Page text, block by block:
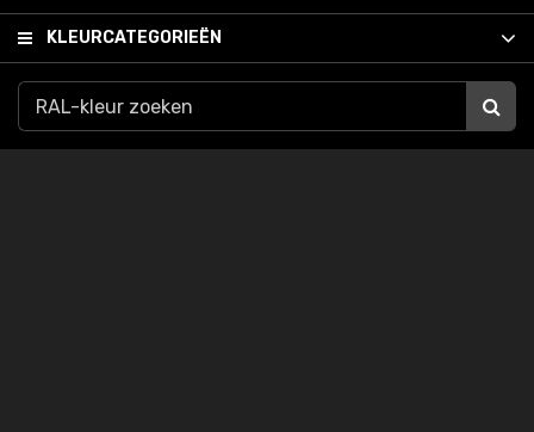
KLEURCATEGORIEËN